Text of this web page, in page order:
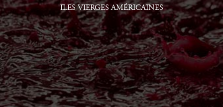
ILES VIERGES AMÉRICAINES